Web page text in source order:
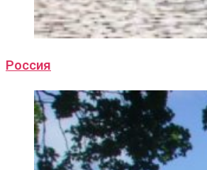
Россия